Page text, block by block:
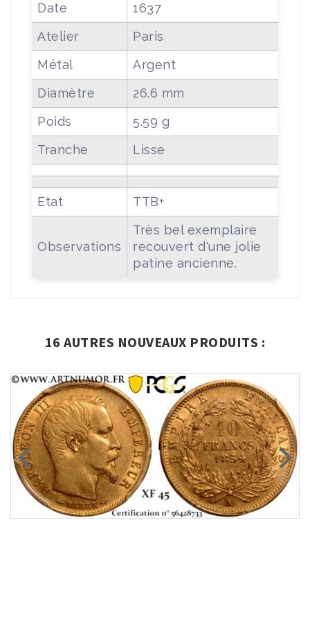
Date
1637
Atelier
Paris
Métal
Argent
Diamètre
26.6 mm
Poids
5.59 g
Tranche
Lisse
Etat TTB+
Observations
Très bel exemplaire
recouvert d'une jolie
patine ancienne.
16 AUTRES NOUVEAUX PRODUITS :